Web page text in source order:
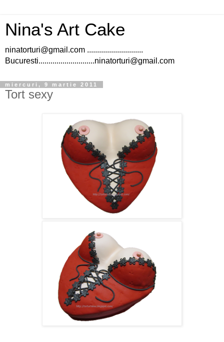
Nina's Art Cake
ninatorturi@gmail.com ............................
Bucuresti............................ninatorturi@gmail.com
miercuri, 9 martie 2011
Tort sexy